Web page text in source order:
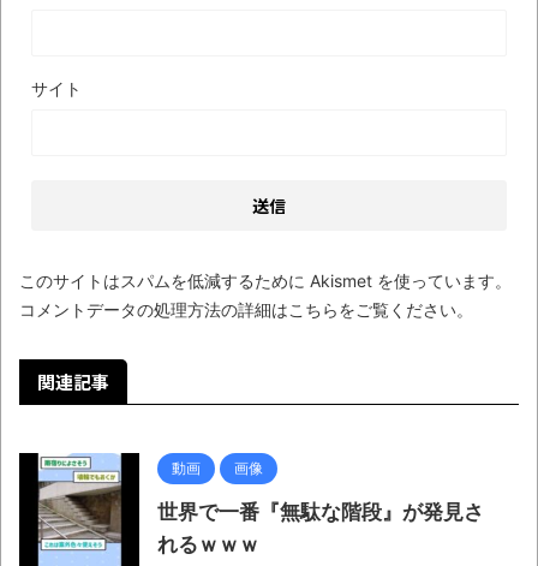
に入院中のオレのオナサポ懇願したら・・・
いう無茶に踏み切ってしまったのか
ブログお引越しのお知らせ
まるで親子のような子猫とシェパード
【極画像】名古屋の地下鉄
全方位青い芝包囲網すぎて色々見失う、新
しい仕事観
見ていると！悲しくなってしまう猫の画像
サイト
このサイトはスパムを低減するために Akismet を使っています。
コメントデータの処理方法の詳細はこちらをご覧ください。
関連記事
動画 画像
世界で一番『無駄な階段』が発見さ
れるｗｗｗ